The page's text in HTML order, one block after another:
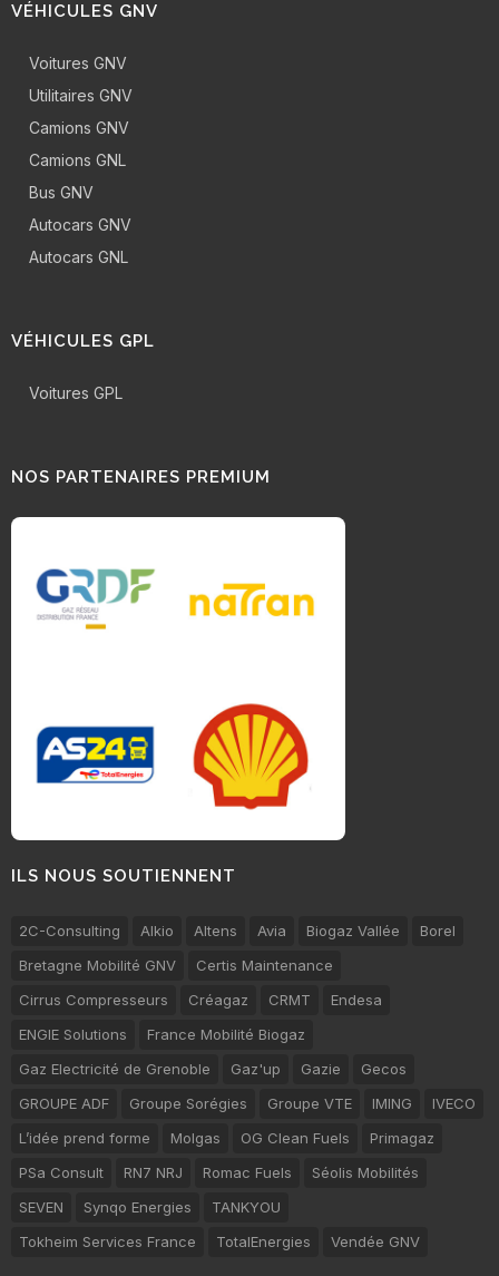
VÉHICULES GNV
Voitures GNV
Utilitaires GNV
Camions GNV
Camions GNL
Bus GNV
Autocars GNV
Autocars GNL
VÉHICULES GPL
Voitures GPL
NOS PARTENAIRES PREMIUM
ILS NOUS SOUTIENNENT
2C-Consulting Alkio Altens Avia Biogaz Vallée
Borel
Bretagne Mobilité GNV
Certis Maintenance
Cirrus Compresseurs
Créagaz CRMT
Endesa
ENGIE Solutions
France Mobilité Biogaz
Gaz Electricité de Grenoble
Gaz'up Gazie
Gecos
GROUPE ADF
Groupe Sorégies Groupe VTE IMING
IVECO
L’idée prend forme
Molgas OG Clean Fuels
Primagaz
PSa Consult
RN7 NRJ Romac Fuels
Séolis Mobilités
SEVEN
Synqo Energies
TANKYOU
Tokheim Services France
TotalEnergies Vendée GNV